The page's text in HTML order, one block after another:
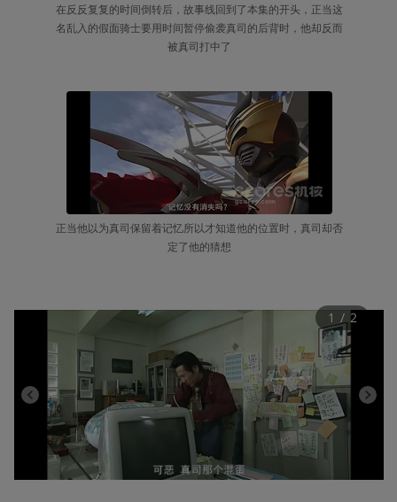
在反反复复的时间倒转后，故事线回到了本集的开头，正当这
名乱入的假面骑士要用时间暂停偷袭真司的后背时，他却反而
被真司打中了
正当他以为真司保留着记忆所以才知道他的位置时，真司却否
定了他的猜想
1 / 2